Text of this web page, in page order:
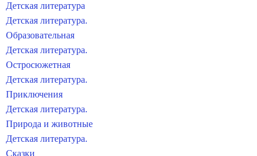
Детская литература
Детская литература.
Образовательная
Детская литература.
Остросюжетная
Детская литература.
Приключения
Детская литература.
Природа и животные
Детская литература.
Сказки